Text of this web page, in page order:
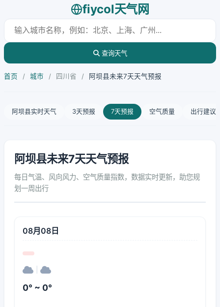
fiycol天气网
查询天气
首页 / 城市 / 四川省 / 阿坝县未来7天天气预报
阿坝县实时天气 3天预报 7天预报 空气质量 出行建议
阿坝县未来7天天气预报
每日气温、风向风力、空气质量指数，数据实时更新，助您规
划一周出行
08月08日
0° ~ 0°